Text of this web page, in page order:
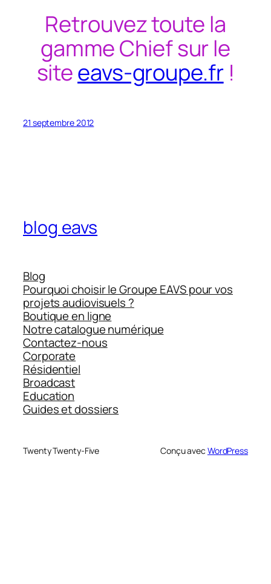
Retrouvez toute la
gamme Chief sur le
siteeavs-groupe.fr!
21 septembre 2012
blog eavs
Blog
Pourquoi choisir le Groupe EAVS pour vos
projets audiovisuels ?
Boutique en ligne
Notre catalogue numérique
Contactez-nous
Corporate
Résidentiel
Broadcast
Education
Guides et dossiers
Twenty Twenty-Five Conçu avec WordPress